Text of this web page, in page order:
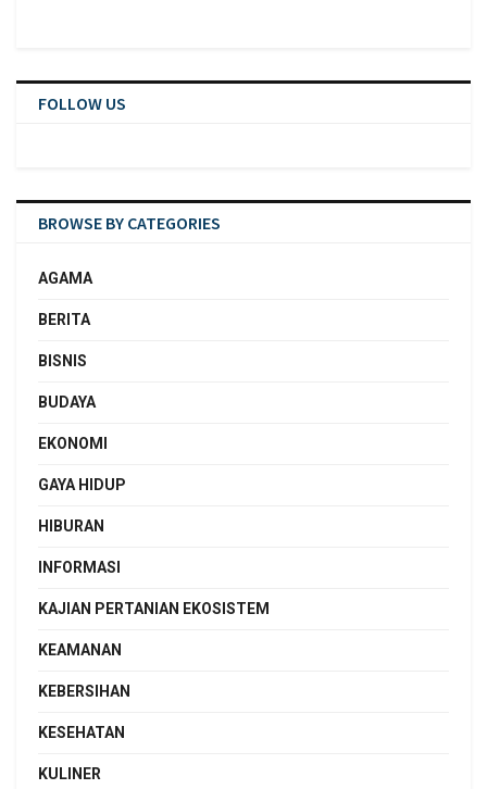
FOLLOW US
BROWSE BY CATEGORIES
AGAMA
BERITA
BISNIS
BUDAYA
EKONOMI
GAYA HIDUP
HIBURAN
INFORMASI
KAJIAN PERTANIAN EKOSISTEM
KEAMANAN
KEBERSIHAN
KESEHATAN
KULINER